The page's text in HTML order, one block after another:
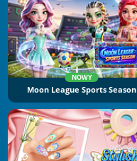
NOWY
Moon League Sports Season